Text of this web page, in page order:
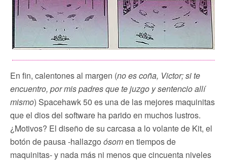
En fin, calentones al margen (no es coña, Victor; si te
encuentro, por mis padres que te juzgo y sentencio allí
mismo) Spacehawk 50 es una de las mejores maquinitas
que el dios del software ha parido en muchos lustros.
¿Motivos? El diseño de su carcasa a lo volante de Kit, el
botón de pausa -hallazgo ósomen tiempos de
maquinitas- y nada más ni menos que cincuenta niveles